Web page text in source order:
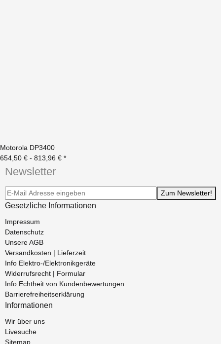
Motorola DP3400
654,50 € - 813,96 € *
Newsletter
Newsletter-Registrierung Zum Newsletter!
Gesetzliche Informationen
Impressum
Datenschutz
Unsere AGB
Versandkosten | Lieferzeit
Info Elektro-/Elektronikgeräte
Widerrufsrecht | Formular
Info Echtheit von Kundenbewertungen
Barrierefreiheitserklärung
Informationen
Wir über uns
Livesuche
Sitemap